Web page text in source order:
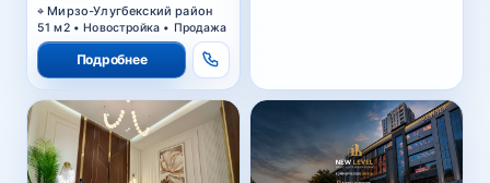
Мирзо-Улугбекский район
51 м2 • Новостройка • Продажа
Подробнее